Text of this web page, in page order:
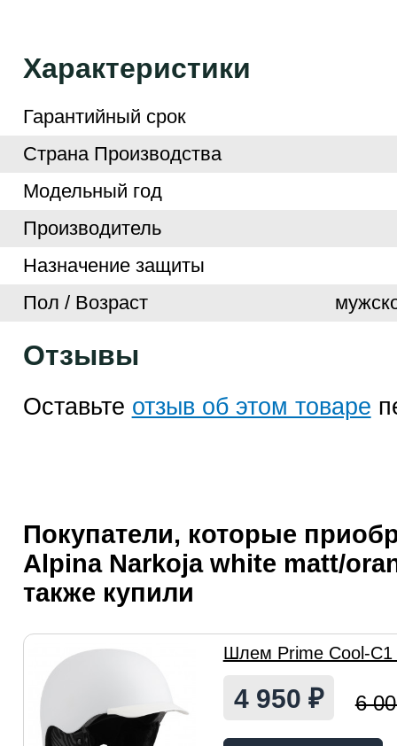
Характеристики
Гарантийный срок
Страна Производства
Модельный год
Производитель
Назначение защиты
Пол / Возраст
Отзывы
Оставьте отзыв об этом товаре
Покупатели, которые
Alpina Narkoja white matt/
также купили
Шлем Prime Cool-C1
4 950 ₽ 6